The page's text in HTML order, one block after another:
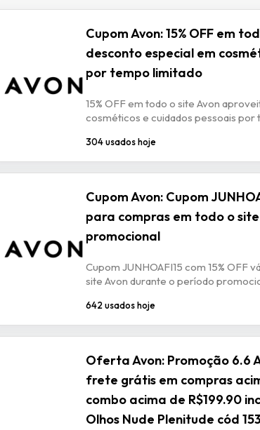
Cupom Avon: 15% OFF em
desconto especial em
por tempo limitado
15% OFF em todo o site Avon
cosméticos e cuidados pessoais por
304 usados hoje
Cupom Avon: Cupom
para compras em todo o
promocional
Cupom JUNHOAFI15 com 15% OFF
site Avon durante o período
642 usados hoje
Oferta Avon: Promoção 6.6
frete grátis em compras
combo acima de R$199.90
Olhos Nude Plenitude cód